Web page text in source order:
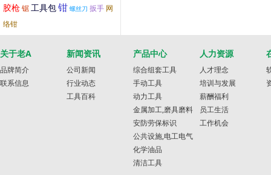
胶枪锯工具包钳 螺丝刀 扳手 网
络钳
关于老A
品牌简介
联系信息
新闻资讯
公司新闻
行业动态
工具百科
产品中心
综合组套工具
手动工具
动力工具
金属加工,磨具磨料
安防劳保标识
公共设施,电工电气
化学油品
清洁工具
人力资源
人才理念
培训与发展
薪酬福利
员工生活
工作机会